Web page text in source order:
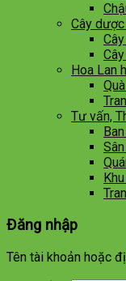
Cây
Hoa Lan
Tư vấn,
Đăng nhập
Tên tài khoản hoặc